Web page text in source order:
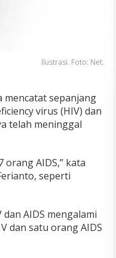
Ilustrasi. Foto: Net.
mencatat sepanjang
virus (HIV) dan
telah meninggal
orang AIDS,” kata
seperti
AIDS mengalami
dan satu orang AIDS